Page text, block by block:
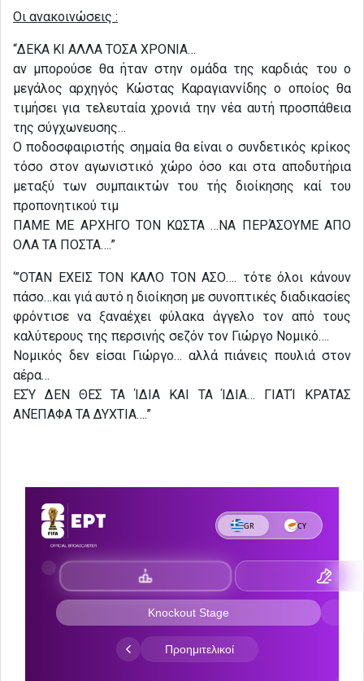
Οι ανακοινώσεις :
“ΔΕΚΑ ΚΙ ΑΛΛΑ ΤΟΣΑ ΧΡΟΝΙΑ…
αν μπορούσε θα ήταν στην ομάδα της καρδιάς του ο
μεγάλος αρχηγός Κώστας Καραγιαννίδης ο οποίος θα
τιμήσει για τελευταία χρονιά την νέα αυτή προσπάθεια
της σύγχωνευσης…
Ο ποδοσφαιριστής σημαία θα είναι ο συνδετικός κρίκος
τόσο στον αγωνιστικό χώρο όσο και στα αποδυτήρια
μεταξύ των συμπαικτών του τής διοίκησης καί του
προπονητικού τιμ
ΠΑΜΕ ΜΕ ΑΡΧΗΓΟ ΤΟΝ ΚΩΣΤΑ …ΝΑ ΠΕΡΆΣΟΥΜΕ ΑΠΟ
ΟΛΑ ΤΑ ΠΟΣΤΑ….”
‘”ΟΤΑΝ ΕΧΕΙΣ ΤΟΝ ΚΑΛΟ ΤΟΝ ΑΣΟ…. τότε όλοι κάνουν
πάσο…και γιά αυτό η διοίκηση με συνοπτικές διαδικασίες
φρόντισε να ξαναέχει φύλακα άγγελο τον από τους
καλύτερους της περσινής σεζόν τον Γιώργο Νομικό….
Νομικός δεν είσαι Γιώργο… αλλά πιάνεις πουλιά στον
αέρα…
ΕΣΎ ΔΕΝ ΘΕΣ ΤΑ ΊΔΙΑ ΚΑΙ ΤΑ ΊΔΙΑ… ΓΙΑΤΊ ΚΡΑΤΑΣ
ΑΝΈΠΑΦΑ ΤΑ ΔΥΧΤΙΑ….”